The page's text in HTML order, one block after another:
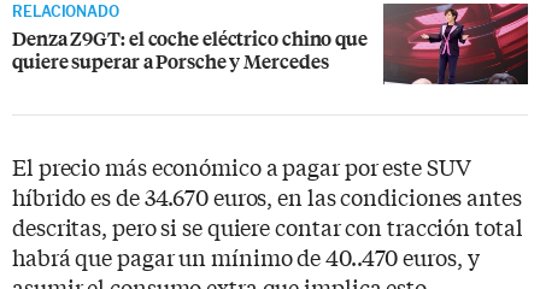
RELACIONADO
Denza Z9GT: el coche eléctrico chino que
quiere superar a Porsche y Mercedes
El precio más económico a pagar por este SUV
híbrido es de 34.670 euros, en las condiciones antes
descritas, pero si se quiere contar con tracción total
habrá que pagar un mínimo de 40..470 euros, y